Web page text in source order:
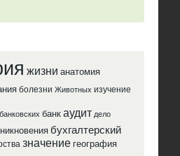
жизни анатомия
болезни Животных изучение
банковских банк аудит дело
бухгалтерский
значение география